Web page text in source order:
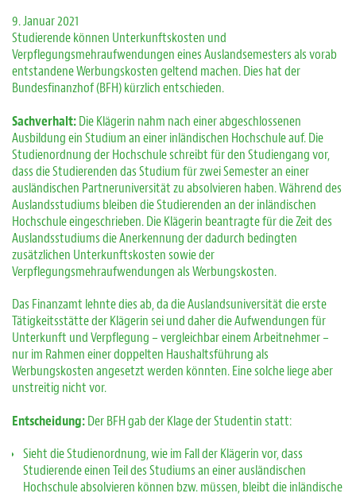
9. Januar 2021
Studierende können Unterkunftskosten und
Verpflegungsmehraufwendungen eines Auslandsemesters als vorab
entstandene Werbungskosten geltend machen. Dies hat der
Bundesfinanzhof (BFH) kürzlich entschieden.
Sachverhalt:Die Klägerin nahm nach einer abgeschlossenen
Ausbildung ein Studium an einer inländischen Hochschule auf. Die
Studienordnung der Hochschule schreibt für den Studiengang vor,
dass die Studierenden das Studium für zwei Semester an einer
ausländischen Partneruniversität zu absolvieren haben. Während des
Auslandsstudiums bleiben die Studierenden an der inländischen
Hochschule eingeschrieben. Die Klägerin beantragte für die Zeit des
Auslandsstudiums die Anerkennung der dadurch bedingten
zusätzlichen Unterkunftskosten sowie der
Verpflegungsmehraufwendungen als Werbungskosten.
Das Finanzamt lehnte dies ab, da die Auslandsuniversität die erste
Tätigkeitsstätte der Klägerin sei und daher die Aufwendungen für
Unterkunft und Verpflegung – vergleichbar einem Arbeitnehmer –
nur im Rahmen einer doppelten Haushaltsführung als
Werbungskosten angesetzt werden könnten. Eine solche liege aber
unstreitig nicht vor.
Entscheidung:Der BFH gab der Klage der Studentin statt:
Sieht die Studienordnung, wie im Fall der Klägerin vor, dass
Studierende einen Teil des Studiums an einer ausländischen
Hochschule absolvieren können bzw. müssen, bleibt die inländische